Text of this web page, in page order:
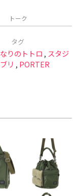
トーク
タグ
りのトトロ , スタジ
リ , PORTER